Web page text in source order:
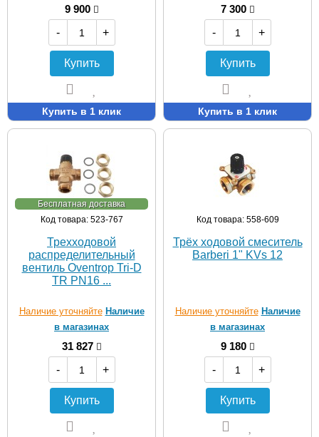
9 900
-
+
Купить
Купить в 1 клик
7 300
-
+
Купить
Купить в 1 клик
Бесплатная доставка
Код товара: 523-767
Трехходовой
распределительный
вентиль Oventrop Tri-D
TR PN16 ...
Наличие уточняйте Наличие
в магазинах
31 827
-
+
Купить
Код товара: 558-609
Трёх ходовой смеситель
Barberi 1" KVs 12
Наличие уточняйте Наличие
в магазинах
9 180
-
+
Купить